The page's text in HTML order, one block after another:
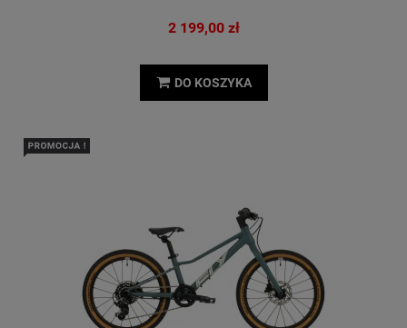
2 199,00 zł
DO KOSZYKA